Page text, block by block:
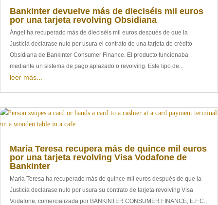
Bankinter devuelve más de dieciséis mil euros
por una tarjeta revolving Obsidiana
Ángel ha recuperado más de dieciséis mil euros después de que la
Justicia declarase nulo por usura el contrato de una tarjeta de crédito
Obsidiana de Bankinter Consumer Finance. El producto funcionaba
mediante un sistema de pago aplazado o revolving. Este tipo de...
leer más...
María Teresa recupera más de quince mil euros
por una tarjeta revolving Visa Vodafone de
Bankinter
María Teresa ha recuperado más de quince mil euros después de que la
Justicia declarase nulo por usura su contrato de tarjeta revolving Visa
Vodafone, comercializada por BANKINTER CONSUMER FINANCE, E.F.C.,